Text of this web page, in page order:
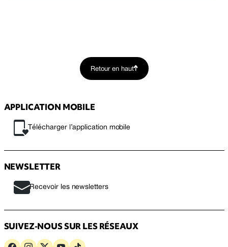
Retour en haut
APPLICATION MOBILE
Télécharger l’application mobile
NEWSLETTER
Recevoir les newsletters
SUIVEZ-NOUS SUR LES RÉSEAUX